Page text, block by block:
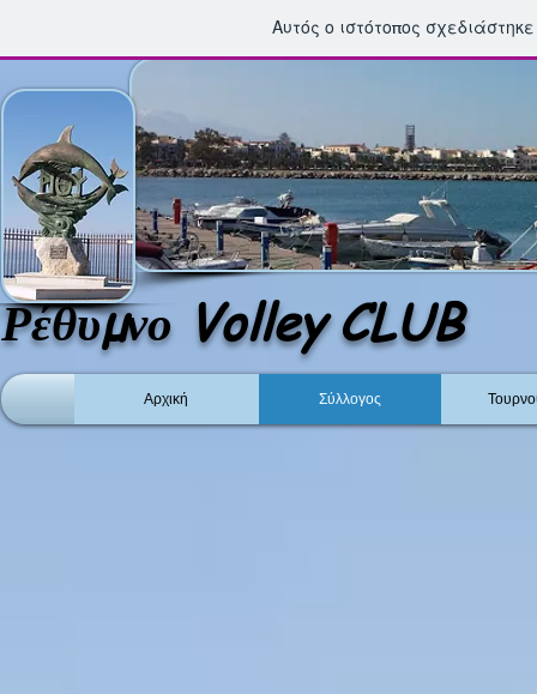
Αυτός ο ιστότοπος
Ρέθυμνο Volley CLUB
Αρχική Σύλλογος